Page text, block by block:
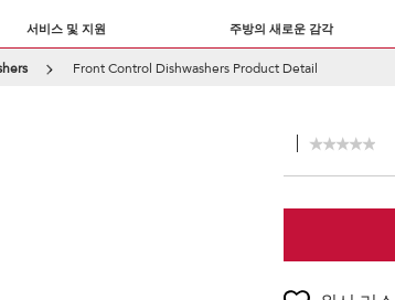
서비스 및 지원 주방의 새로운 감각
Front Control Dishwashers Product Detail